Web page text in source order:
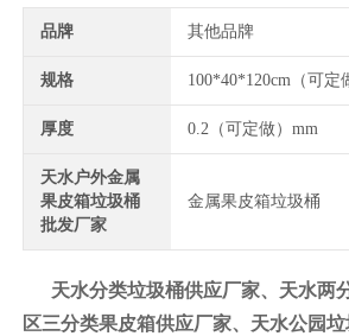
品牌 其他品牌
规格 100*40*120cm（可定
厚度 0.2（可定做）mm
天水户外金属
果皮箱垃圾桶
批发厂家
金属果皮箱垃圾桶
天水分类垃圾桶供应厂家、天水两
区三分类果皮箱供应厂家、天水公园垃